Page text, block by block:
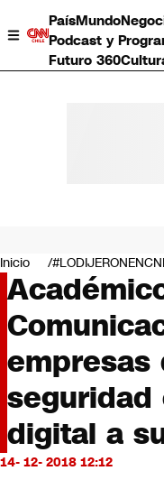
PaísMundo
Podcast y
Futuro 360
Negocios
Deportes
Programas completos
Cultura
Servicios
Bits
CNN Data
CNN tiempo
Futuro 360
Opinión
Inicio
empresas
seguridad
digital a
14- 12- 2018 12:12